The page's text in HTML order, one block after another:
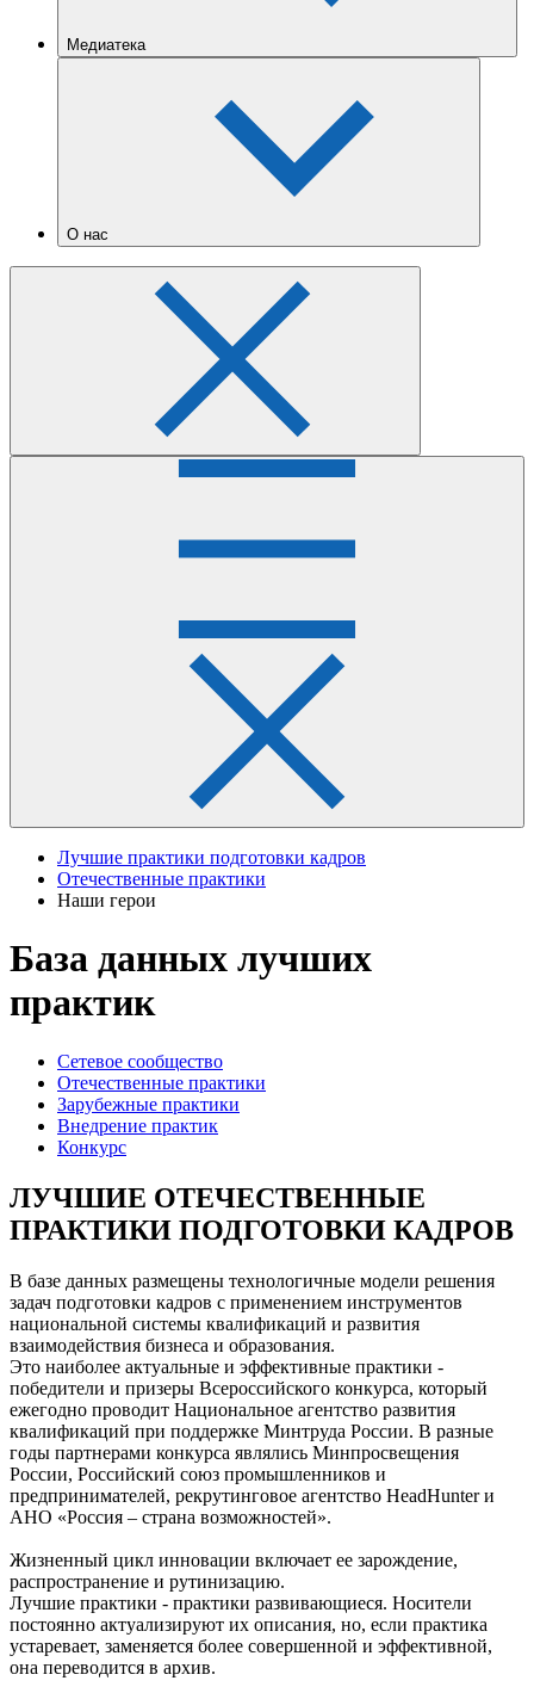
Медиатека
О нас
Лучшие практики подготовки кадров
Отечественные практики
Наши герои
База данных лучших
практик
Сетевое сообщество
Отечественные практики
Зарубежные практики
Внедрение практик
Конкурс
ЛУЧШИЕ ОТЕЧЕСТВЕННЫЕ
ПРАКТИКИ ПОДГОТОВКИ КАДРОВ
В базе данных размещены технологичные модели решения
задач подготовки кадров с применением инструментов
национальной системы квалификаций и развития
взаимодействия бизнеса и образования.
Это наиболее актуальные и эффективные практики -
победители и призеры Всероссийского конкурса, который
ежегодно проводит Национальное агентство развития
квалификаций при поддержке Минтруда России. В разные
годы партнерами конкурса являлись Минпросвещения
России, Российский союз промышленников и
предпринимателей, рекрутинговое агентство HeadHunter и
АНО «Россия – страна возможностей».
Жизненный цикл инновации включает ее зарождение,
распространение и рутинизацию.
Лучшие практики - практики развивающиеся. Носители
постоянно актуализируют их описания, но, если практика
устаревает, заменяется более совершенной и эффективной,
она переводится в архив.